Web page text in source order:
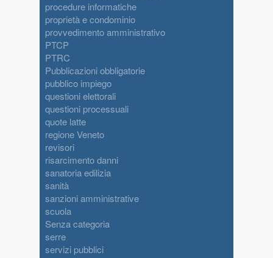
procedure informatiche
proprietà e condominio
provvedimento amministrativo
PTCP
PTRC
Pubblicazioni obbligatorie
pubblico impiego
questioni elettorali
questioni processuali
quote latte
regione Veneto
revisori
risarcimento danni
sanatoria edilizia
sanità
sanzioni amministrative
scuola
Senza categoria
serre
servizi pubblici